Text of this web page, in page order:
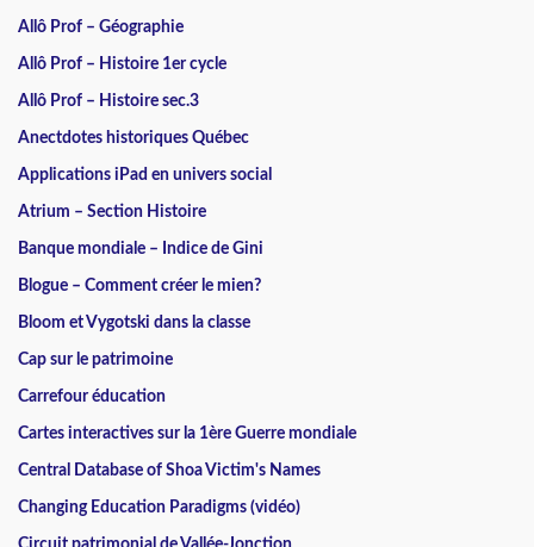
Allô Prof – Géographie
Allô Prof – Histoire 1er cycle
Allô Prof – Histoire sec.3
Anectdotes historiques Québec
Applications iPad en univers social
Atrium – Section Histoire
Banque mondiale – Indice de Gini
Blogue – Comment créer le mien?
Bloom et Vygotski dans la classe
Cap sur le patrimoine
Carrefour éducation
Cartes interactives sur la 1ère Guerre mondiale
Central Database of Shoa Victim's Names
Changing Education Paradigms (vidéo)